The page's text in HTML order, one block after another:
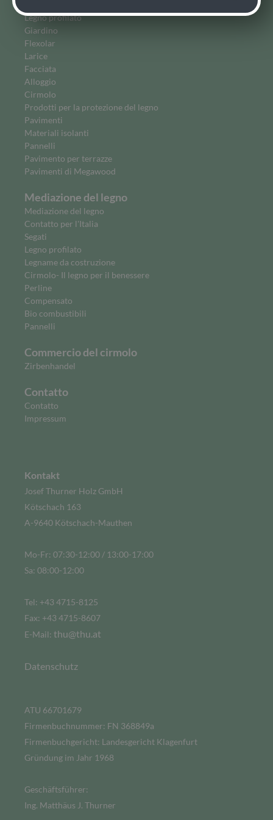
Legno profilato
Giardino
Flexolar
Larice
Facciata
Alloggio
Cirmolo
Prodotti per la protezione del legno
Pavimenti
Materiali isolanti
Pannelli
Pavimento per terrazze
Pavimenti di Megawood
Mediazione del legno
Mediazione del legno
Contatto per l'Italia
Segati
Legno profilato
Legname da costruzione
Cirmolo- Il legno per il benessere
Perline
Compensato
Bio combustibili
Pannelli
Commercio del cirmolo
Zirbenhandel
Contatto
Contatto
Impressum
Kontakt
Josef Thurner Holz GmbH
Kötschach 163
A-9640 Kötschach-Mauthen
Mo-Fr: 07:30-12:00 / 13:00-17:00
Sa: 08:00-12:00
Tel: +43 4715-8125
Fax: +43 4715-8607
E-Mail: thu@thu.at
Datenschutz
ATU 66701679
Firmenbuchnummer: FN 368849a
Firmenbuchgericht: Landesgericht Klagenfurt
Gründung im Jahr 1968
Geschäftsführer:
Ing. Matthäus J. Thurner